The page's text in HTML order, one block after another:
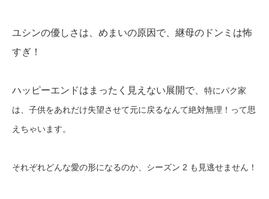
ユシンの優しさは、めまいの原因で、継母のドンミは怖
すぎ！
ハッピーエンドはまったく見えない展開で、 特にパク家
は、子供をあれだけ失望させて元に戻るなんて絶対無理！って思
えちゃいます。
それぞれどんな愛の形になるのか、シーズン 2 も 見逃せません！